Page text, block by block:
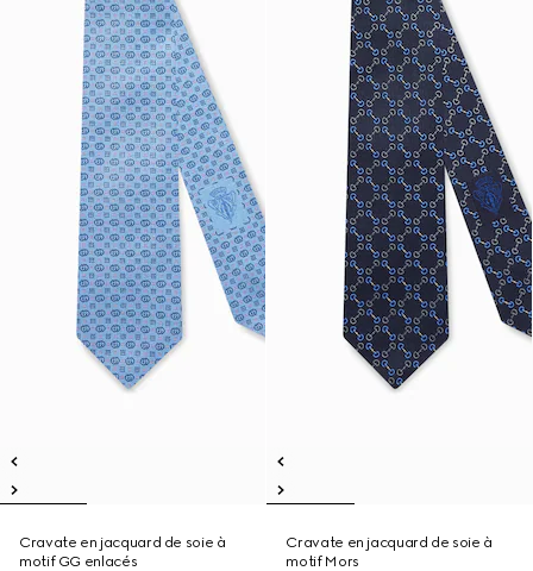
Cravate en jacquard de soie à
motif GG enlacés
Cravate en jacquard de soie à
motif Mors